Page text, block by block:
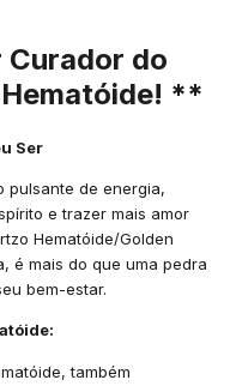
do
**
Ser
pulsante de energia,
e trazer mais amor
Hematóide/Golden
é mais do que uma pedra
bem-estar.
também